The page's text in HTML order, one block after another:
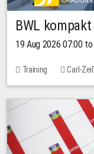
BWL kompakt
19 Aug 2026 07:00
Training Carl-